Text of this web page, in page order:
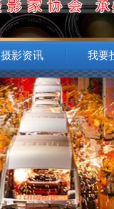
摄影资讯 我要